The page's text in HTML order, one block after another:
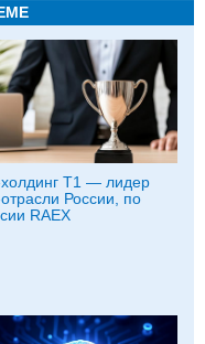
Т1 — лидер
России, по
RAEX